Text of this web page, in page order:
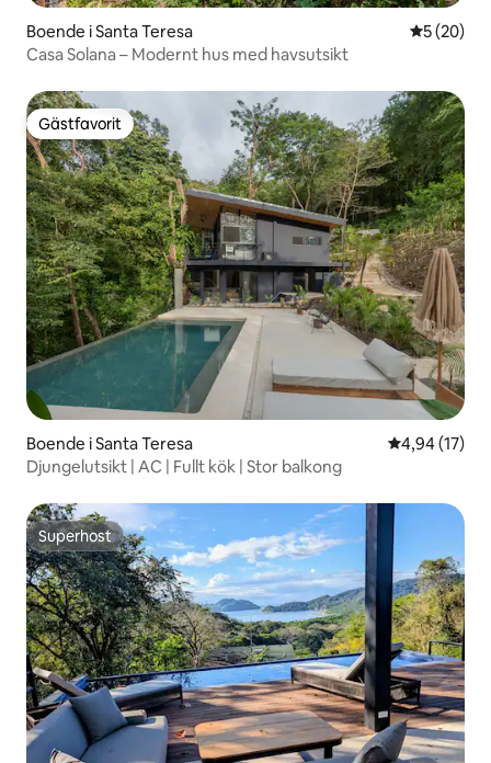
Boende i Santa Teresa 5 av 5 i
5 (20)
Casa Solana – Modernt hus med havsutsikt
Gästfavorit
Gästfavorit
Boende i Santa Teresa 4,94 av 5 i
4,94 (17)
Djungelutsikt | AC | Fullt kök | Stor balkong
Superhost
Superhost